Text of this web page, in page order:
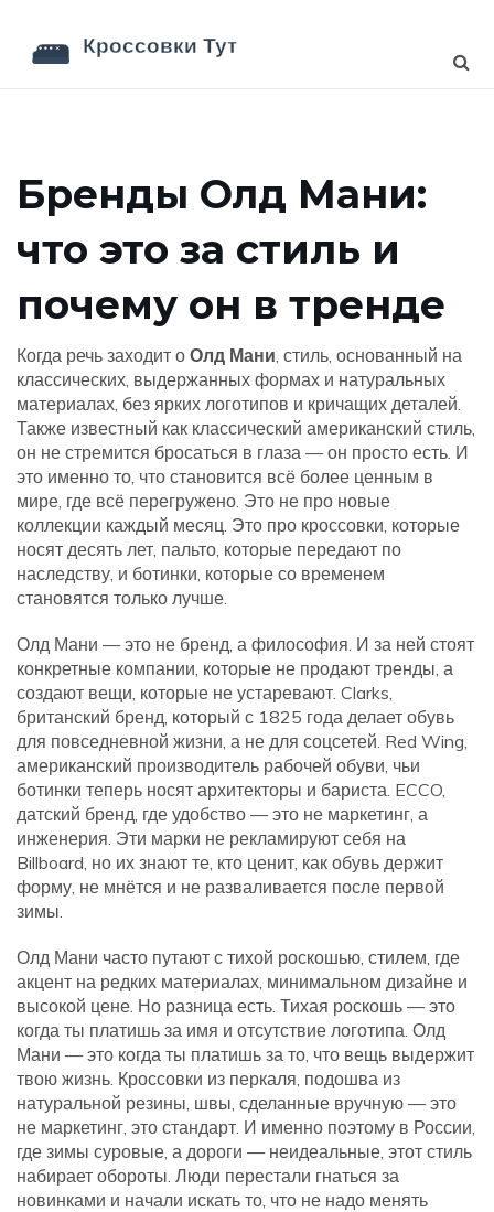
Бренды Олд Мани:
что это за стиль и
почему он в тренде
Когда речь заходит о Олд Мани, стиль, основанный на
классических, выдержанных формах и натуральных
материалах, без ярких логотипов и кричащих деталей.
Также известный как классический американский стиль,
он не стремится бросаться в глаза — он просто есть. И
это именно то, что становится всё более ценным в
мире, где всё перегружено. Это не про новые
коллекции каждый месяц. Это про кроссовки, которые
носят десять лет, пальто, которые передают по
наследству, и ботинки, которые со временем
становятся только лучше.
Олд Мани — это не бренд, а философия. И за ней стоят
конкретные компании, которые не продают тренды, а
создают вещи, которые не устаревают. Clarks,
британский бренд, который с 1825 года делает обувь
для повседневной жизни, а не для соцсетей. Red Wing,
американский производитель рабочей обуви, чьи
ботинки теперь носят архитекторы и бариста. ECCO,
датский бренд, где удобство — это не маркетинг, а
инженерия. Эти марки не рекламируют себя на
Billboard, но их знают те, кто ценит, как обувь держит
форму, не мнётся и не разваливается после первой
зимы.
Олд Мани часто путают с тихой роскошью, стилем, где
акцент на редких материалах, минимальном дизайне и
высокой цене. Но разница есть. Тихая роскошь — это
когда ты платишь за имя и отсутствие логотипа. Олд
Мани — это когда ты платишь за то, что вещь выдержит
твою жизнь. Кроссовки из перкаля, подошва из
натуральной резины, швы, сделанные вручную — это
не маркетинг, это стандарт. И именно поэтому в России,
где зимы суровые, а дороги — неидеальные, этот стиль
набирает обороты. Люди перестали гнаться за
новинками и начали искать то, что не надо менять